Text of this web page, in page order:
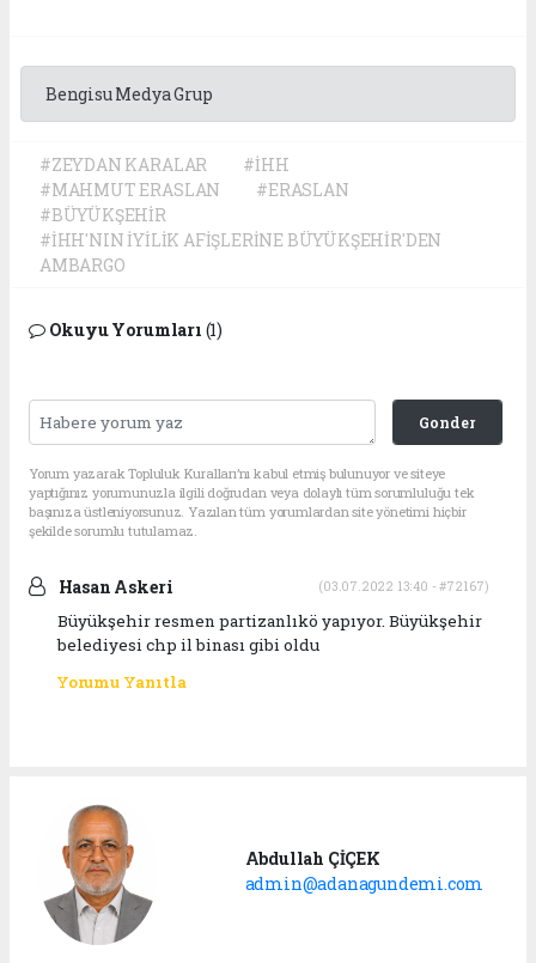
Bengisu Medya Grup
#ZEYDAN KARALAR
#İHH
#MAHMUT ERASLAN
#ERASLAN
#BÜYÜKŞEHİR
#İHH'NIN İYİLİK AFİŞLERİNE BÜYÜKŞEHİR'DEN
AMBARGO
Okuyu Yorumları (1)
Gonder
Yorum yazarak Topluluk Kuralları’nı kabul etmiş bulunuyor ve siteye
yaptığınız yorumunuzla ilgili doğrudan veya dolaylı tüm sorumluluğu tek
başınıza üstleniyorsunuz. Yazılan tüm yorumlardan site yönetimi hiçbir
şekilde sorumlu tutulamaz.
Hasan Askeri (03.07.2022 13:40 - #72167)
Büyükşehir resmen partizanlıkö yapıyor. Büyükşehir
belediyesi chp il binası gibi oldu
Yorumu Yanıtla
Abdullah ÇİÇEK
admin@adanagundemi.com